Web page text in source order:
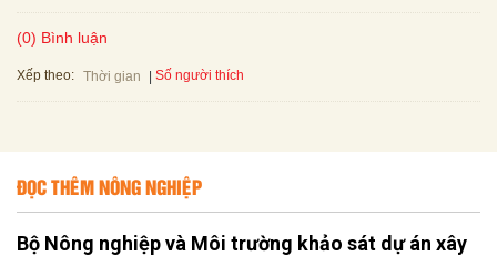
(0) Bình luận
Xếp theo: Thời gian Số người thích
ĐỌC THÊM NÔNG NGHIỆP
Bộ Nông nghiệp và Môi trường khảo sát dự án xây